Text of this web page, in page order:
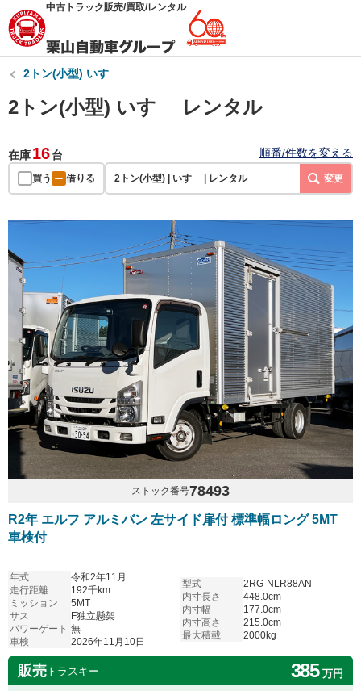
中古トラック販売/買取/レンタル
2トン(小型) いすゞ
2トン(小型) いすゞ レンタル
在庫16台 順番/件数を変える
買う 借りる 2トン(小型) | いすゞ | レンタル 変更
ストック番号78493
R2年 エルフ アルミバン 左サイド扉付 標準幅ロング 5MT
車検付
年式
令和2年11月
走行距離
192千km
ミッション
5MT
サス
F独立懸架
パワーゲート 無
車検
2026年11月10日
型式
2RG-NLR88AN
内寸長さ
448.0cm
内寸幅
177.0cm
内寸高さ
215.0cm
最大積載
2000kg
販売 トラスキー 385万円